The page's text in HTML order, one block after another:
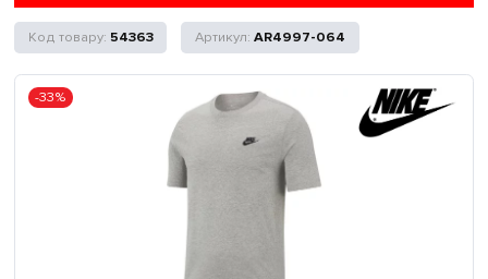
54363 AR4997-064
-33%